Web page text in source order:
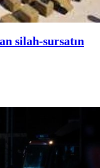
silah-sursatın